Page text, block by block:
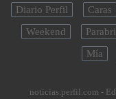
Diario Perfil Caras
Weekend
Mía
noticias.perfil.com -